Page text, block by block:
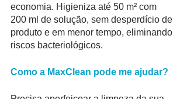
economia. Higieniza até 50 m² com
200 ml de solução, sem desperdício de
produto e em menor tempo, eliminando
riscos bacteriológicos.
Como a MaxClean pode me ajudar?